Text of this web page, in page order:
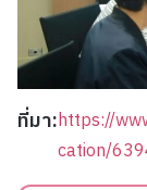
ที่มา:https://
cation/